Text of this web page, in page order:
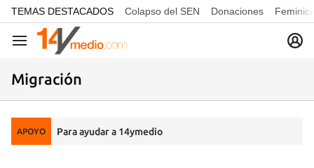
common.go-to-content
TEMAS DESTACADOS Colapso del SEN Donaciones
Navegación
Migración
APOYO Para ayudar a 14ymedio